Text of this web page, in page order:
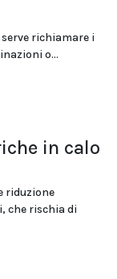
richiamare i
o...
in calo
riduzione
che rischia di